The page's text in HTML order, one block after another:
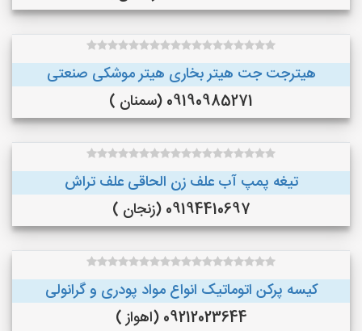
هیترجت جت هیتر بخاری هیتر موشکی صنعتی
09190985271 (سمنان )
تیغه پمپ آب علف زن الحاقی علف تراش
09194410697 (زنجان )
کیسه پرکن اتوماتیک انواع مواد پودری و گرانولی
09212023644 (اهواز )